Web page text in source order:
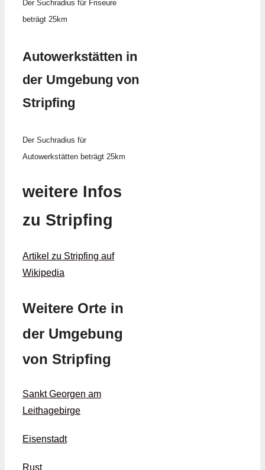
Der Suchradius für Friseure
beträgt 25km
Autowerkstätten in
der Umgebung von
Stripfing
Der Suchradius für
Autowerkstätten beträgt 25km
weitere Infos
zu Stripfing
Artikel zu Stripfing auf
Wikipedia
Weitere Orte in
der Umgebung
von Stripfing
Sankt Georgen am
Leithagebirge
Eisenstadt
Rust